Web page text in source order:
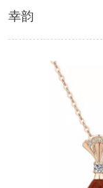
幸韵